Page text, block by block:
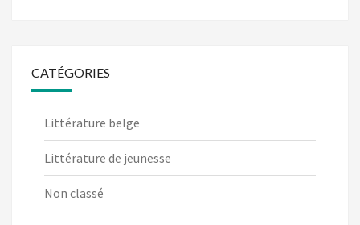
CATÉGORIES
Littérature belge
Littérature de jeunesse
Non classé